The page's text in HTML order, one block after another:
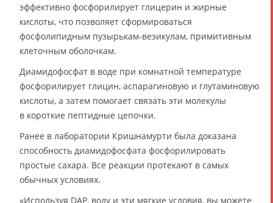
эффективно фосфорилирует глицерин и жирные
кислоты, что позволяет сформироваться
фосфолипидным пузырькам-везикулам, примитивным
клеточным оболочкам.
Диамидофосфат в воде при комнатной температуре
фосфорилирует глицин, аспарагиновую и глутаминовую
кислоты, а затем помогает связать эти молекулы
в короткие пептидные цепочки.
Ранее в лаборатории Кришнамурти была доказана
способность диамидофосфата фосфорилировать
простые сахара. Все реакции протекают в самых
обычных условиях.
«Используя DAP, воду и эти мягкие условия, вы можете